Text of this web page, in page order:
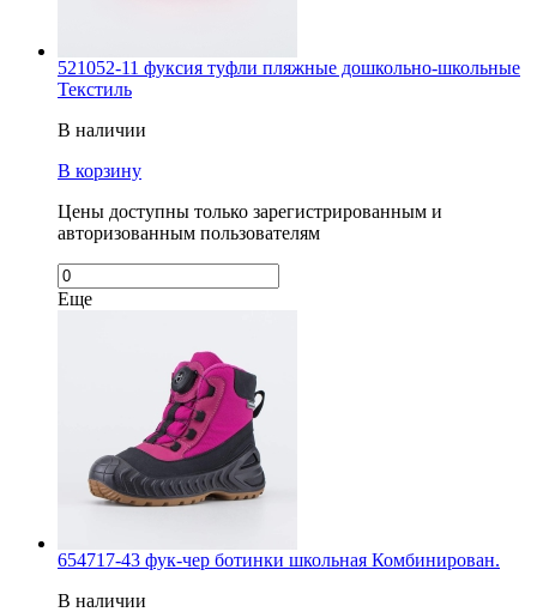
521052-11 фуксия туфли пляжные дошкольно-школьные
Текстиль
В наличии
В корзину
Цены доступны только зарегистрированным и
авторизованным пользователям
Еще
654717-43 фук-чер ботинки школьная Комбинирован.
В наличии